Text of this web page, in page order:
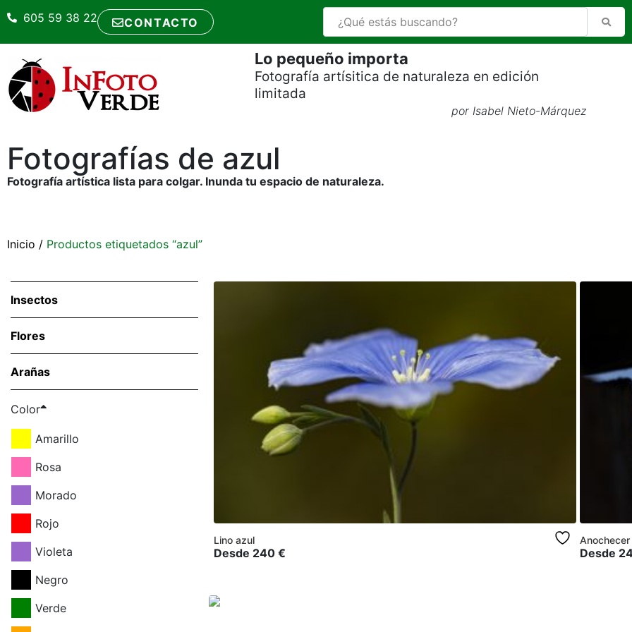
605 59 38 22 CONTACTO
Lo pequeño importa
Fotografía artísitica de naturaleza en edición
limitada
por Isabel Nieto-Márquez
Fotografías de azul
Fotografía artística lista para colgar. Inunda tu espacio de naturaleza.
Inicio / Productos etiquetados “azul”
Insectos
Flores
Arañas
Color
Amarillo
Rosa
Morado
Rojo
Violeta
Negro
Verde
Lino azul
Desde 240€
Anochecer
Desde